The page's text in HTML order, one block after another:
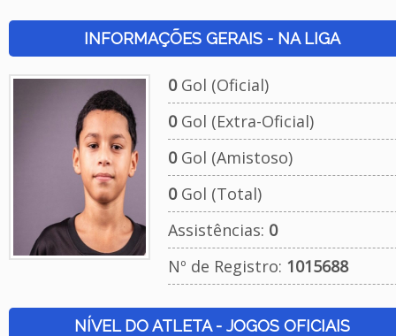
INFORMAÇÕES GERAIS - NA LIGA
0Gol (Oficial)
0Gol (Extra-Oficial)
0Gol (Amistoso)
0Gol (Total)
Assistências: 0
Nº de Registro: 1015688
NÍVEL DO ATLETA - JOGOS OFICIAIS